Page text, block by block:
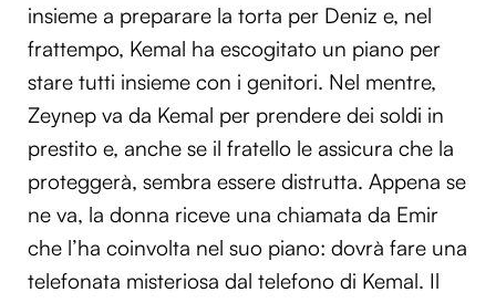
insieme a preparare la torta per Deniz e, nel
frattempo, Kemal ha escogitato un piano per
stare tutti insieme con i genitori. Nel mentre,
Zeynep va da Kemal per prendere dei soldi in
prestito e, anche se il fratello le assicura che la
proteggerà, sembra essere distrutta. Appena se
ne va, la donna riceve una chiamata da Emir
che l’ha coinvolta nel suo piano: dovrà fare una
telefonata misteriosa dal telefono di Kemal. Il